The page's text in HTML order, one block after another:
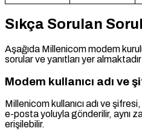
Sıkça Sorulan
Aşağıda Millenicom modem
sorular ve yanıtları yer
Modem kullanıcı adı ve
Millenicom kullanıcı adı ve
e-posta yoluyla gönderilir, aynı
erişilebilir.